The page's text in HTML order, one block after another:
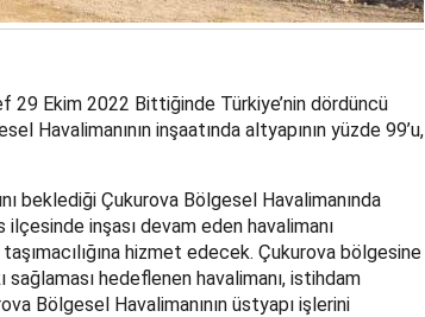
29 Ekim 2022 Bittiğinde Türkiye’nin dördüncü
Havalimanının inşaatında altyapının yüzde 99’u,
beklediği Çukurova Bölgesel Havalimanında
ilçesinde inşası devam eden havalimanı
hizmet edecek. Çukurova bölgesine
hedeflenen havalimanı, istihdam
Bölgesel Havalimanının üstyapı işlerini